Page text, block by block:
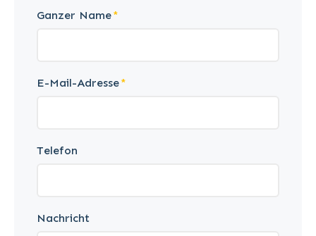
Ganzer Name
E-Mail-Adresse
Telefon
Nachricht